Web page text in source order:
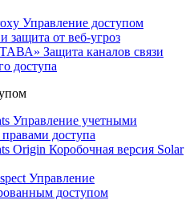
Управление доступом
защита от веб-угроз
Защита каналов связи
доступа
Управление учетными
доступа
Origin Коробочная версия Solar
Управление
доступом